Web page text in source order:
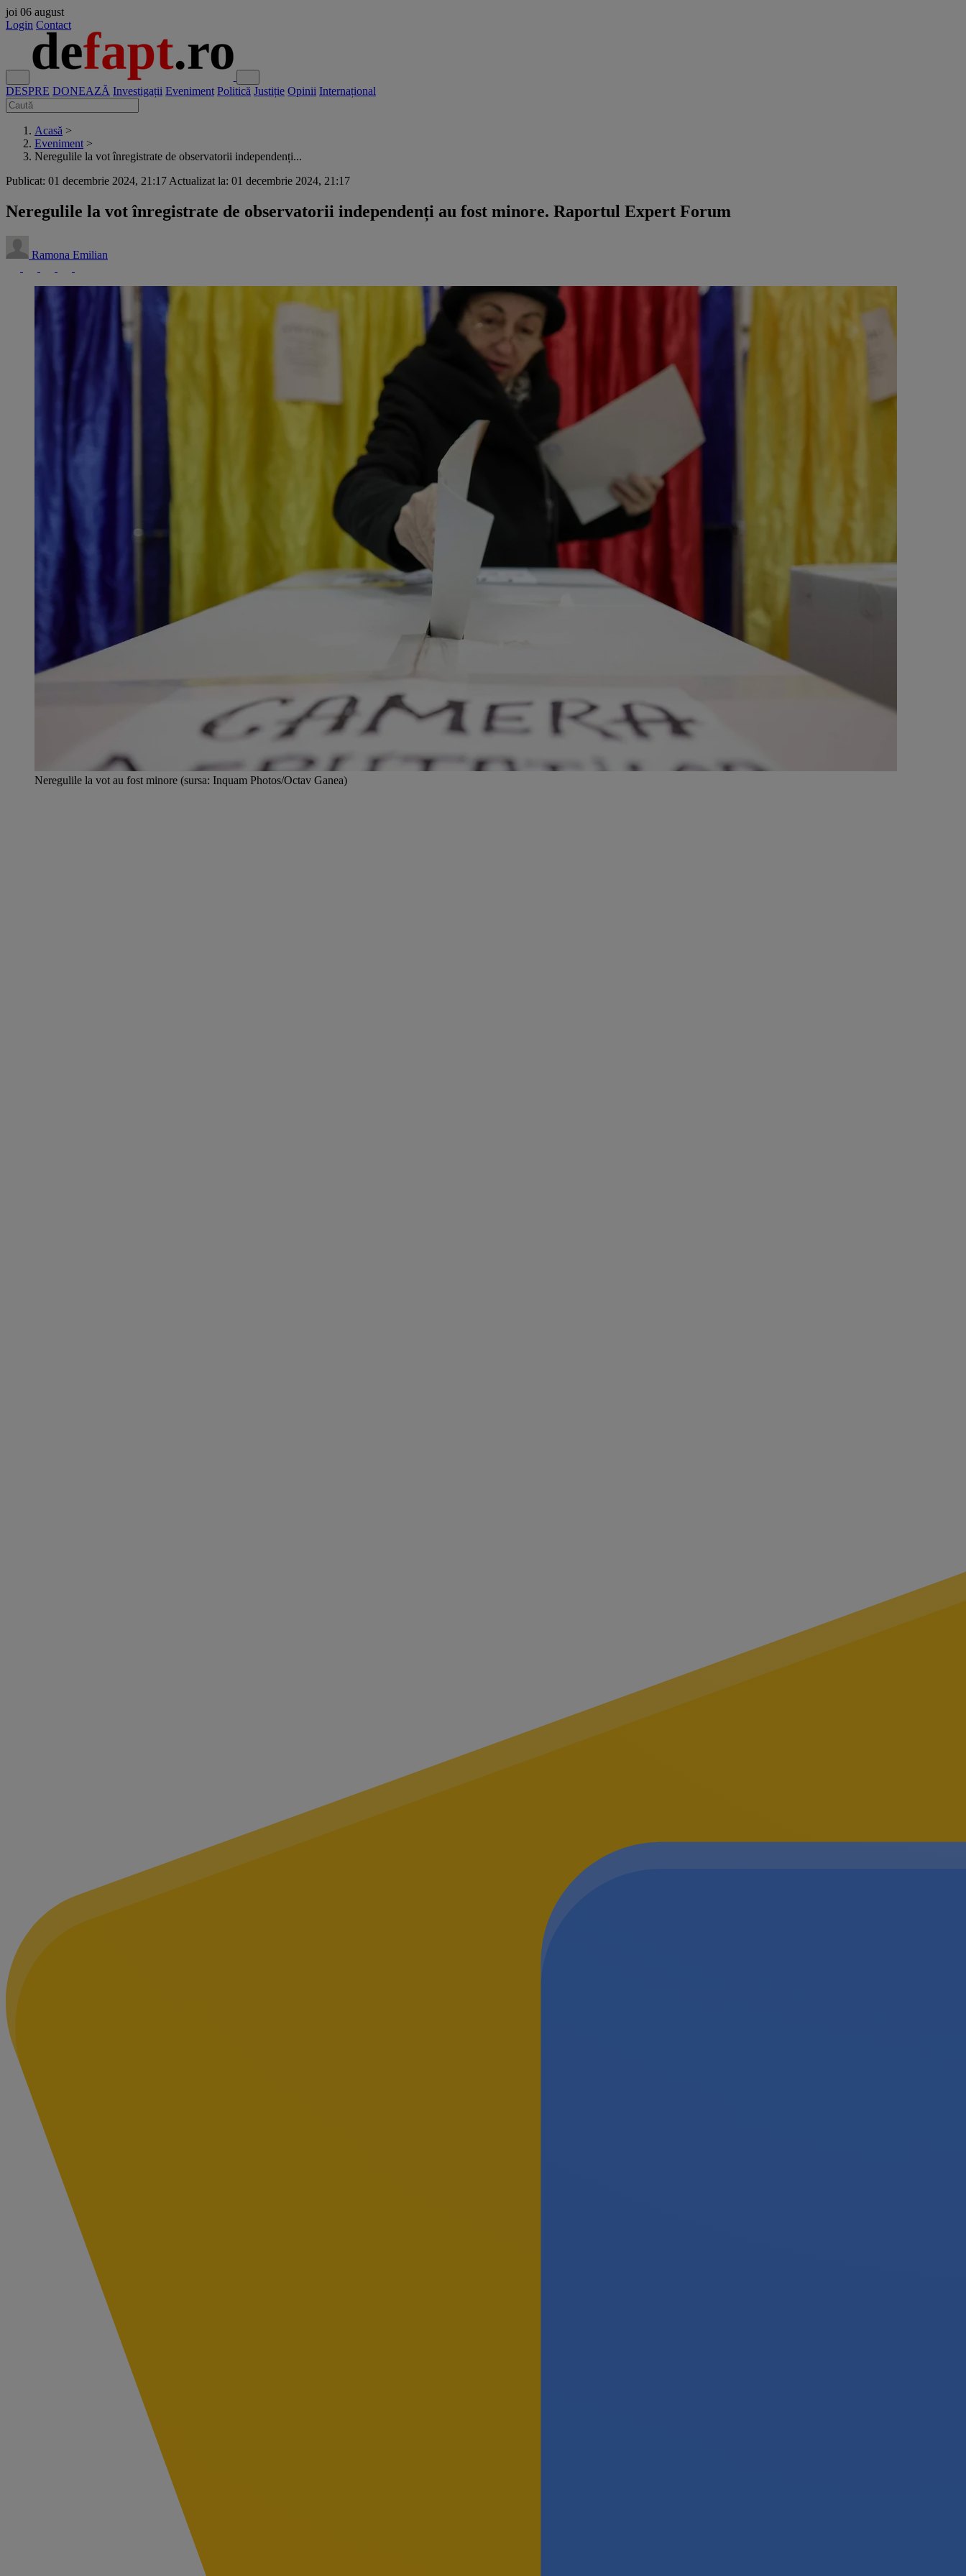
joi 06 august
Login Contact
DESPRE DONEAZĂ Investigații Eveniment Politică Justiție Opinii Internațional
Acasă >
Eveniment >
Neregulile la vot înregistrate de observatorii independenți...
Publicat: 01 decembrie 2024, 21:17 Actualizat la: 01 decembrie 2024, 21:17
Neregulile la vot înregistrate de observatorii independenți au fost minore. Raportul Expert Forum
Ramona Emilian
Neregulile la vot au fost minore (sursa: Inquam Photos/Octav Ganea)